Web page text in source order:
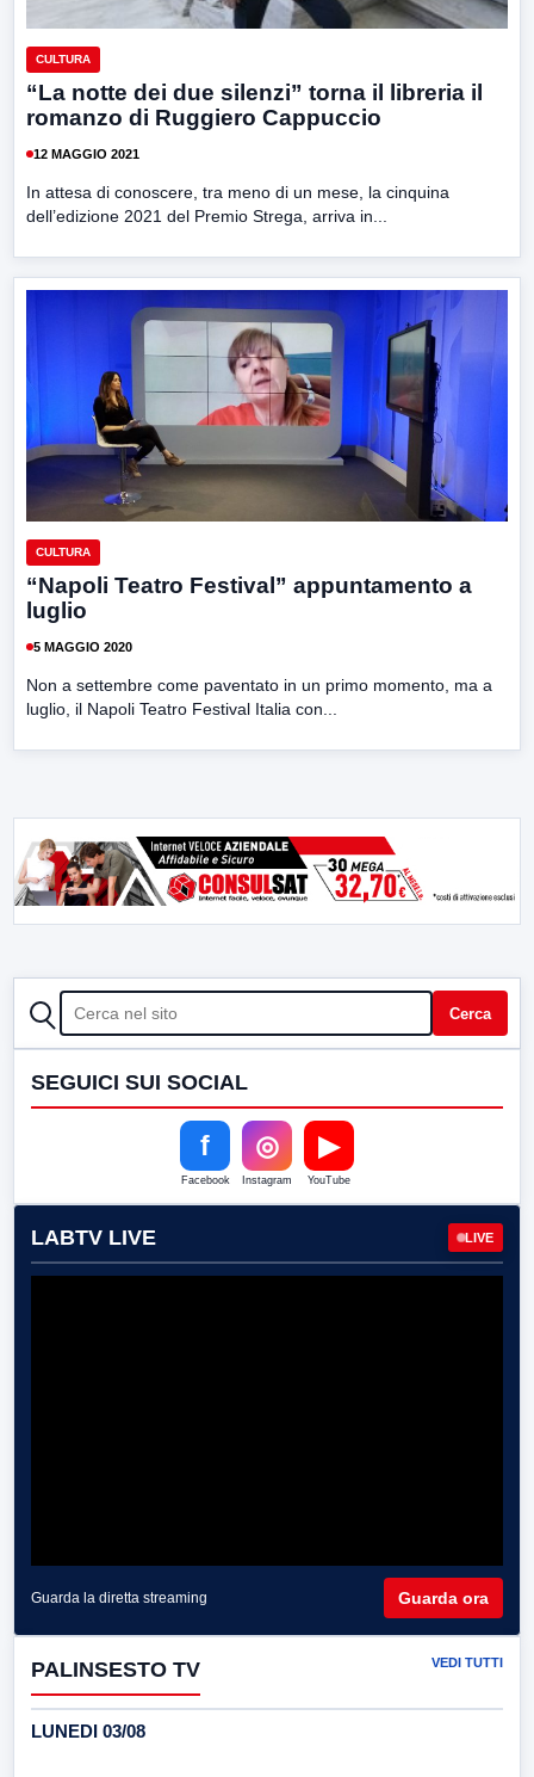
CULTURA
“La notte dei due silenzi” torna il libreria il
romanzo di Ruggiero Cappuccio
12 MAGGIO 2021
In attesa di conoscere, tra meno di un mese, la cinquina
dell’edizione 2021 del Premio Strega, arriva in...
CULTURA
“Napoli Teatro Festival” appuntamento a
luglio
5 MAGGIO 2020
Non a settembre come paventato in un primo momento, ma a
luglio, il Napoli Teatro Festival Italia con...
CERCA Cerca
SEGUICI SUI SOCIAL
f
Facebook
◎
Instagram
▶
YouTube
LABTV LIVE LIVE
Guarda la diretta streaming Guarda ora
PALINSESTO TV VEDI TUTTI
LUNEDI 03/08